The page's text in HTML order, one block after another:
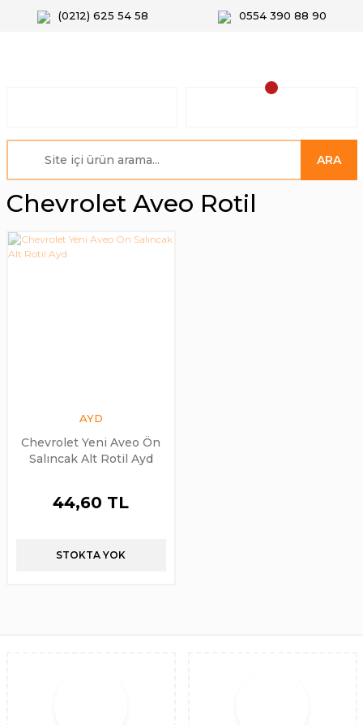
(0212) 625 54 58 0554 390 88 90
ARA
Chevrolet Aveo Rotil
AYD
Chevrolet Yeni Aveo Ön
Salıncak Alt Rotil Ayd
44,60 TL
STOKTA YOK